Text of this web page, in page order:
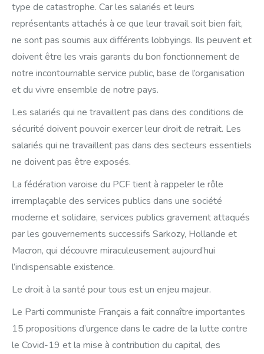
type de catastrophe. Car les salariés et leurs
représentants attachés à ce que leur travail soit bien fait,
ne sont pas soumis aux différents lobbyings. Ils peuvent et
doivent être les vrais garants du bon fonctionnement de
notre incontournable service public, base de l’organisation
et du vivre ensemble de notre pays.
Les salariés qui ne travaillent pas dans des conditions de
sécurité doivent pouvoir exercer leur droit de retrait. Les
salariés qui ne travaillent pas dans des secteurs essentiels
ne doivent pas être exposés.
La fédération varoise du PCF tient à rappeler le rôle
irremplaçable des services publics dans une société
moderne et solidaire, services publics gravement attaqués
par les gouvernements successifs Sarkozy, Hollande et
Macron, qui découvre miraculeusement aujourd’hui
l’indispensable existence.
Le droit à la santé pour tous est un enjeu majeur.
Le Parti communiste Français a fait connaître importantes
15 propositions d’urgence dans le cadre de la lutte contre
le Covid-19 et la mise à contribution du capital, des